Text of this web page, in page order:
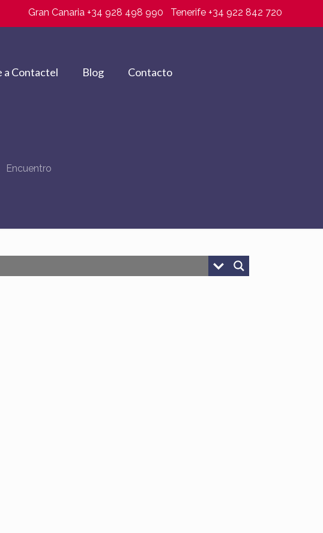
Gran Canaria +34 928 498 990 Tenerife +34 922 842 720
a Contactel Blog Contacto
Encuentro